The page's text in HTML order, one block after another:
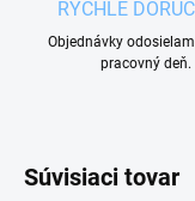
RÝCHLE
Objednávky
pracovný deň.
Súvisiaci tovar